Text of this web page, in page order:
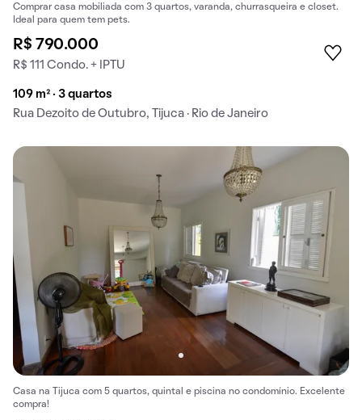
Comprar casa mobiliada com 3 quartos, varanda, churrasqueira e closet.
Ideal para quem tem pets.
R$ 790.000
R$ 111 Condo. + IPTU
109 m² · 3 quartos
Rua Dezoito de Outubro, Tijuca · Rio de Janeiro
Casa na Tijuca com 5 quartos, quintal e piscina no condomínio. Excelente
compra!